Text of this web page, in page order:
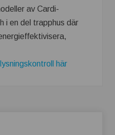
av Cardi-
i en del trapphus där
här